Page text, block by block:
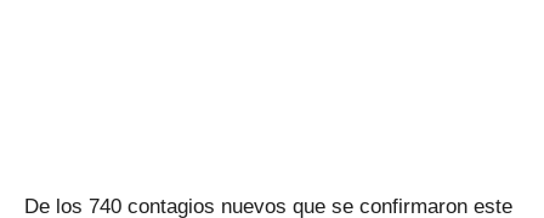
De los 740 contagios nuevos que se confirmaron este